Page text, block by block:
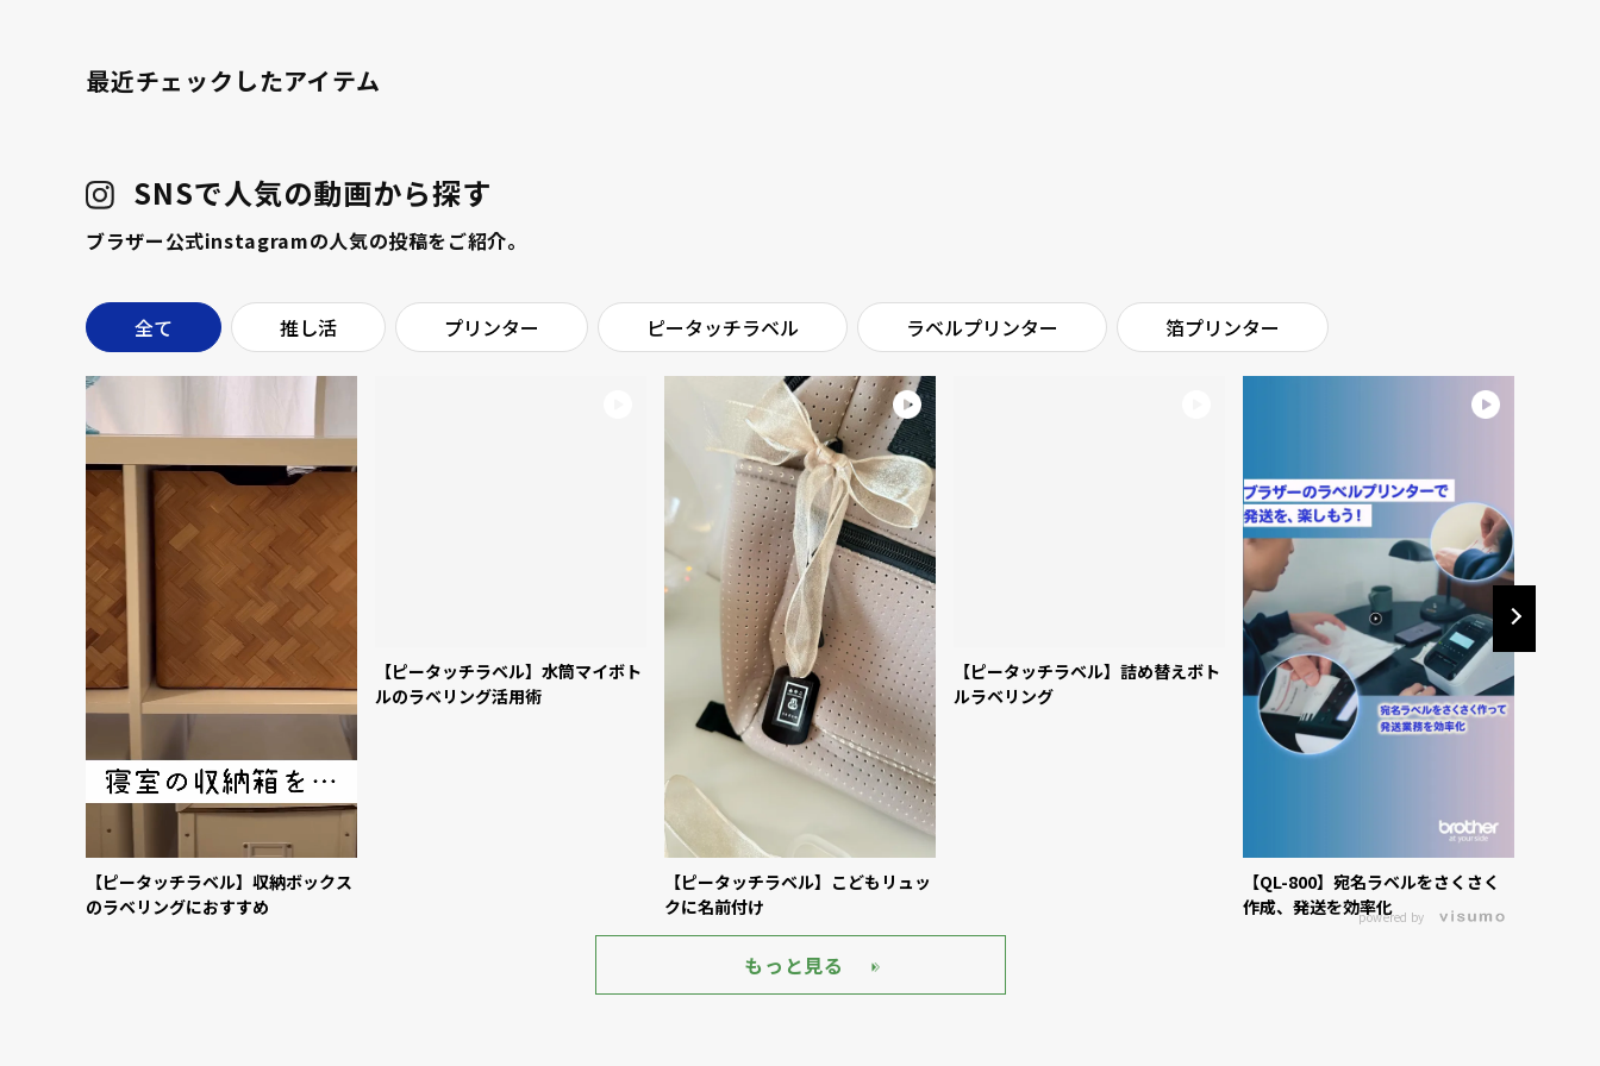
最近チェックしたアイテム
SNSで人気の動画から探す
ブラザー公式instagramの人気の投稿をご紹介。
全て 推し活 プリンター ピータッチラベル ラベルプリンター 箔プリンター
【ピータッチラベル】収納ボックス
のラベリングにおすすめ
【ピータッチラベル】こどもリュッ
クに名前付け
【ピータッチラベル】詰め替えボト
ルラベリング
【QL-800】宛名ラベルをさくさく
作成、発送を効率化powered by
もっと見る